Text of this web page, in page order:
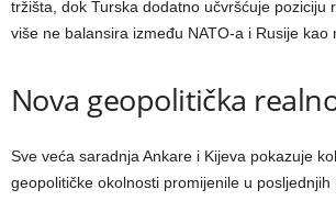
tržišta, dok Turska dodatno učvršćuje poziciju
više ne balansira između NATO-a i Rusije kao
Nova geopolitička
Sve veća saradnja Ankare i Kijeva pokazuje
geopolitičke okolnosti promijenile u posljednjih